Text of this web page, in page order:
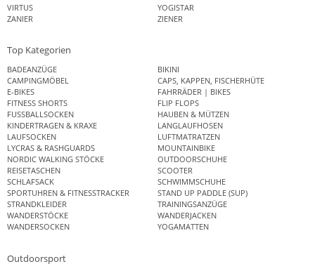
VIRTUS
YOGISTAR
ZANIER
ZIENER
Top Kategorien
BADEANZÜGE
BIKINI
CAMPINGMÖBEL
CAPS, KAPPEN, FISCHERHÜTE
E-BIKES
FAHRRÄDER | BIKES
FITNESS SHORTS
FLIP FLOPS
FUSSBALLSOCKEN
HAUBEN & MÜTZEN
KINDERTRAGEN & KRAXE
LANGLAUFHOSEN
LAUFSOCKEN
LUFTMATRATZEN
LYCRAS & RASHGUARDS
MOUNTAINBIKE
NORDIC WALKING STÖCKE
OUTDOORSCHUHE
REISETASCHEN
SCOOTER
SCHLAFSACK
SCHWIMMSCHUHE
SPORTUHREN & FITNESSTRACKER
STAND UP PADDLE (SUP)
STRANDKLEIDER
TRAININGSANZÜGE
WANDERSTÖCKE
WANDERJACKEN
WANDERSOCKEN
YOGAMATTEN
Outdoorsport